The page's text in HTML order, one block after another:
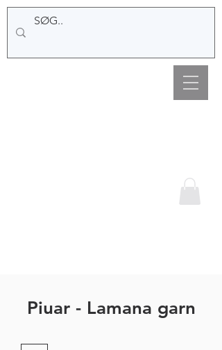
Piuar - Lamana garn